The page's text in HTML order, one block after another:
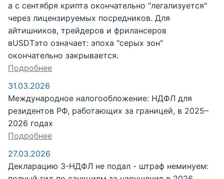
а с сентября крипта окончательно "легализуется"
через лицензируемых посредников. Для
айтишников, трейдеров и фрилансеров
вUSDTэто означает: эпоха "серых зон"
окончательно закрывается.
Подробнее
31.03.2026
Международное налогообложение: НДФЛ для
резидентов РФ, работающих за границей, в 2025–
2026 годах
Подробнее
27.03.2026
Декларацию 3-НДФЛ не подал - штраф неминуем: